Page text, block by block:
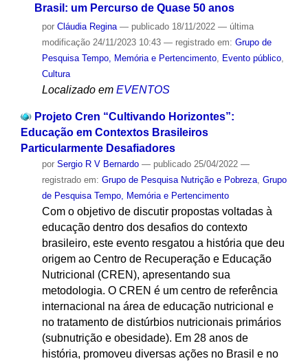
Brasil: um Percurso de Quase 50 anos
por Cláudia Regina — publicado18/11/2022 — última
modificação24/11/2023 10:43 — registrado em: Grupo de
Pesquisa Tempo, Memória e Pertencimento, Evento público,
Cultura
Localizado em EVENTOS
Projeto Cren “Cultivando Horizontes”:
Educação em Contextos Brasileiros
Particularmente Desafiadores
por Sergio R V Bernardo — publicado25/04/2022 —
registrado em: Grupo de Pesquisa Nutrição e Pobreza, Grupo
de Pesquisa Tempo, Memória e Pertencimento
Com o objetivo de discutir propostas voltadas à
educação dentro dos desafios do contexto
brasileiro, este evento resgatou a história que deu
origem ao Centro de Recuperação e Educação
Nutricional (CREN), apresentando sua
metodologia. O CREN é um centro de referência
internacional na área de educação nutricional e
no tratamento de distúrbios nutricionais primários
(subnutrição e obesidade). Em 28 anos de
história, promoveu diversas ações no Brasil e no